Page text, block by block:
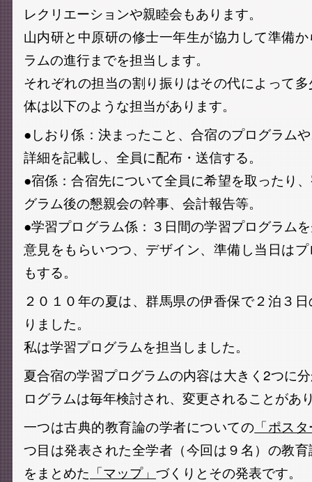
レクリエーションや親睦会もあります。
山内研と中原研の修士一年生が協力して準備
ラムの進行までを担当します。
それぞれの担当の割り振りはその代によって
体は以下のような担当があります。
●しおり係：決まったこと、合宿のプログラム
詳細を記載し、全員に配布・送信する。
●宿係：合宿先について全員に希望を取ったり
グラム後の懇親会の幹事、会計報告等。
●学習プログラム係：３日間の学習プログラム
意見をもらいつつ、デザイン、準備し当日は
もする。
２０１０年の夏は、群馬県の伊香保で２泊３
りました。
私は学習プログラムを担当しました。
夏合宿の学習プログラムの内容は大きく2つに
ログラムは毎年検討され、変更されることがあ
一つは古典的教育論の学者についての 「ポス
つ目は発表された全学者（今回は９名）の教
をまとめた 「マップ」 づくりとその発表です。